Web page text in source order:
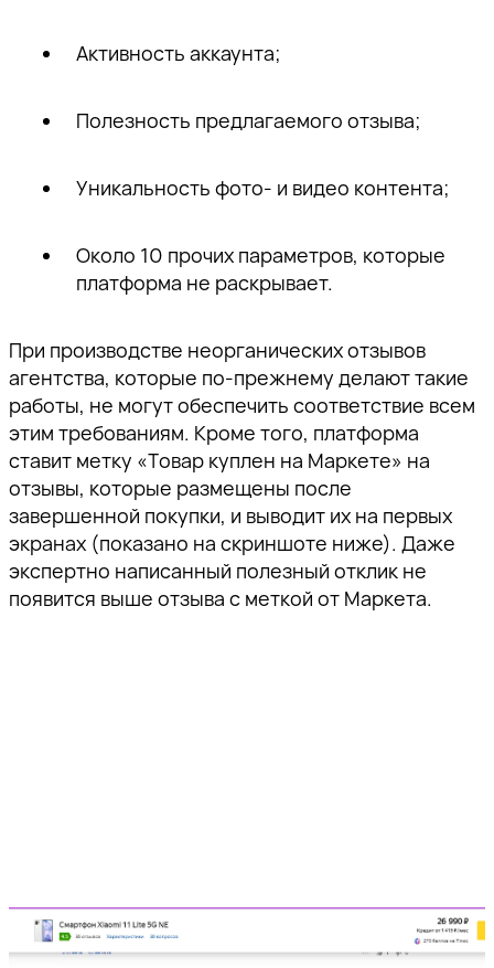
Активность аккаунта;
Полезность предлагаемого отзыва;
Уникальность фото- и видео контента;
Около 10 прочих параметров, которые
платформа не раскрывает.
При производстве неорганических отзывов
агентства, которые по-прежнему делают такие
работы, не могут обеспечить соответствие всем
этим требованиям. Кроме того, платформа
ставит метку «Товар куплен на Маркете» на
отзывы, которые размещены после
завершенной покупки, и выводит их на первых
экранах (показано на скриншоте ниже). Даже
экспертно написанный полезный отклик не
появится выше отзыва с меткой от Маркета.